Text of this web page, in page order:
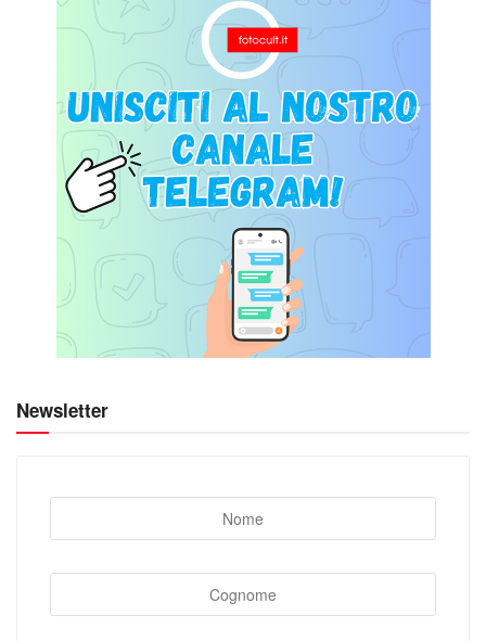
Newsletter